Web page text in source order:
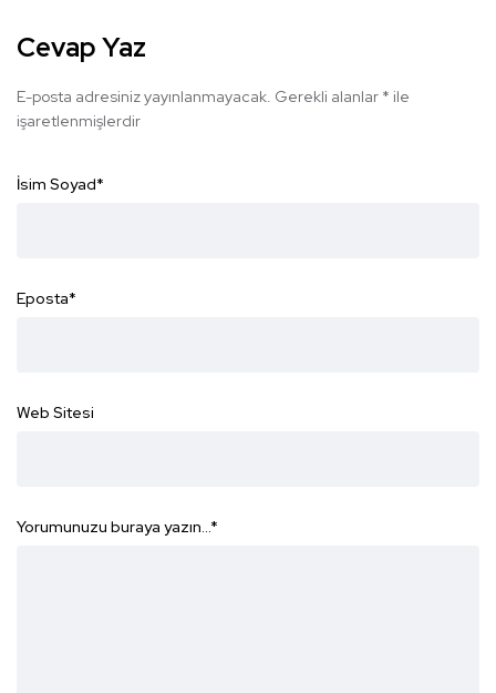
Cevap Yaz
E-posta adresiniz yayınlanmayacak. Gerekli alanlar * ile
işaretlenmişlerdir
İsim Soyad*
Eposta*
Web Sitesi
Yorumunuzu buraya yazın...*